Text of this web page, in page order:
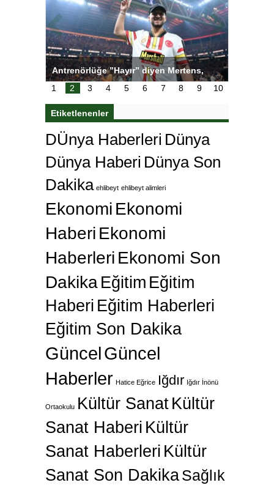
Salihli Sporcuları Kuraş’ta Gururlandırdı
1 2 3 4 5 6 7 8 9 10
Etiketlenenler
DÜnya Haberleri Dünya
Dünya Haberi Dünya Son
Dakika ehlibeyt ehlibeyt alimleri
Ekonomi Ekonomi
Haberi Ekonomi
Haberleri Ekonomi Son
Dakika Eğitim Eğitim
Haberi Eğitim Haberleri
Eğitim Son Dakika
GüncelGüncel
Haberler Hatice Eğrice Iğdır Iğdır İnönü
Ortaokulu Kültür SanatKültür
Sanat Haberi Kültür
Sanat Haberleri Kültür
Sanat Son DakikaSağlık